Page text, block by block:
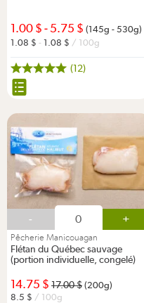
1.00 - 5.75
(145g - 530g)
1.08
- 1.08 / 100g
(12)
- +
Pêcherie Manicouagan
Flétan du Québec sauvage
(portion individuelle, congelé)
14.75 17.00
(200g)
8.5
/ 100g